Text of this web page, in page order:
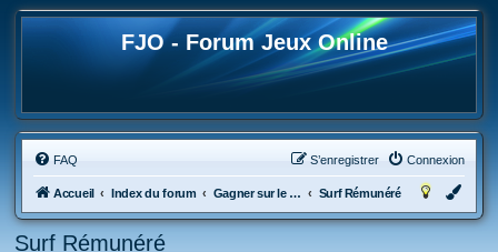
FJO - Forum Jeux Online
FAQ Connexion
S’enregistrer
Accueil Index du forum Gagner sur le Web Surf Rémunéré
Surf Rémunéré